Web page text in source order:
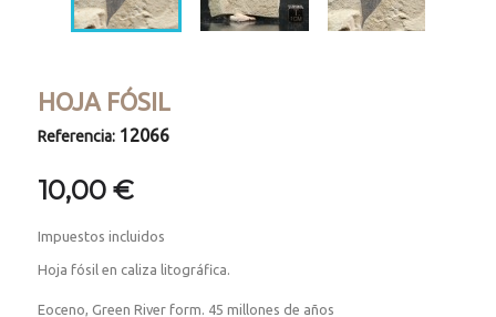
HOJA FÓSIL
Referencia: 12066
10,00 €
Impuestos incluidos
Hoja fósil en caliza litográfica.
Eoceno, Green River form. 45 millones de años